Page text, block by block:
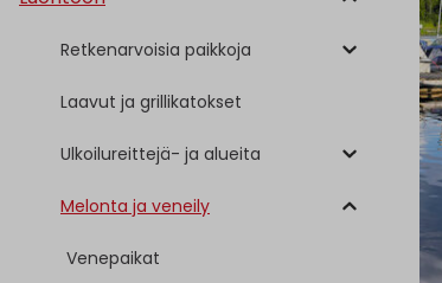
Retkenarvoisia paikkoja
Laavut ja grillikatokset
Ulkoilureittejä- ja alueita
Melonta ja veneily
Venepaikat